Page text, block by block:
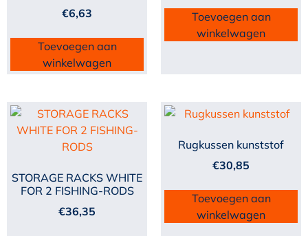
€6,63
Toevoegen aan
winkelwagen
Toevoegen aan
winkelwagen
STORAGE RACKS WHITE
FOR 2 FISHING-RODS
€36,35
Rugkussen kunststof
€30,85
Toevoegen aan
winkelwagen